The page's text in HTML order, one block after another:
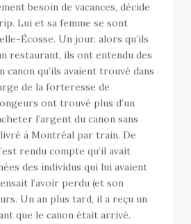
besoin de vacances, décide
Lui et sa femme se sont
Écosse. Un jour, alors qu’ils
restaurant, ils ont entendu des
canon qu’ils avaient trouvé dans
de la forteresse de
ont trouvé plus d’un
l’argent du canon sans
à Montréal par train. De
rendu compte qu’il avait
des individus qui lui avaient
l’avoir perdu (et son
Un an plus tard, il a reçu un
que le canon était arrivé.